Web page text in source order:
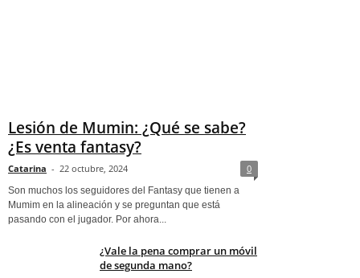
Lesión de Mumin: ¿Qué se sabe?
¿Es venta fantasy?
Catarina - 22 octubre, 2024 0
Son muchos los seguidores del Fantasy que tienen a
Mumim en la alineación y se preguntan que está
pasando con el jugador. Por ahora...
¿Vale la pena comprar un móvil
de segunda mano?